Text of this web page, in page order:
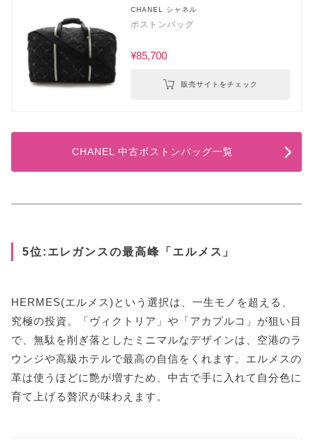
CHANEL シャネル
ボストンバッグ
¥85,700
販売サイトをチェック
CHANEL 中古ボストンバッグ一覧
5位:エレガンスの最高峰「エルメス」
HERMES(エルメス)という選択は、一生モノを超える、
究極の投資。「ヴィクトリア」や「アカプルコ」が狙い目
で、無駄を削ぎ落としたミニマルなデザインは、空港のラ
ウンジや高級ホテルで最高の自信をくれます。エルメスの
革は使うほどに艶が増すため、中古で手に入れて自分色に
育て上げる贅沢が味わえます。